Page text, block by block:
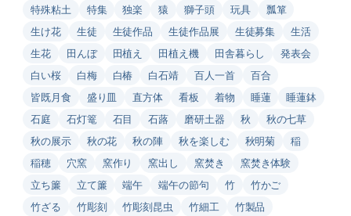
特殊粘土
特集 独楽 猿 獅子頭 玩具
瓢箪
生け花
生徒 生徒作品 生徒作品展 生徒募集
生活
生花
田んぼ 田植え 田植え機 田舎暮らし
発表会
白い桜
白梅 白椿 白石靖 百人一首
百合
皆既月食
盛り皿 直方体 看板 着物 睡蓮
睡蓮鉢
石庭
石灯篭 石目 石蕗 磨研土器 秋
秋の七草
秋の展示
秋の花 秋の陣 秋を楽しむ 秋明菊
稲
稲穂
穴窯 窯作り 窯出し 窯焚き
窯焚き体験
立ち簾
立て簾 端午 端午の節句 竹
竹かご
竹ざる
竹彫刻 竹彫刻昆虫 竹細工
竹製品